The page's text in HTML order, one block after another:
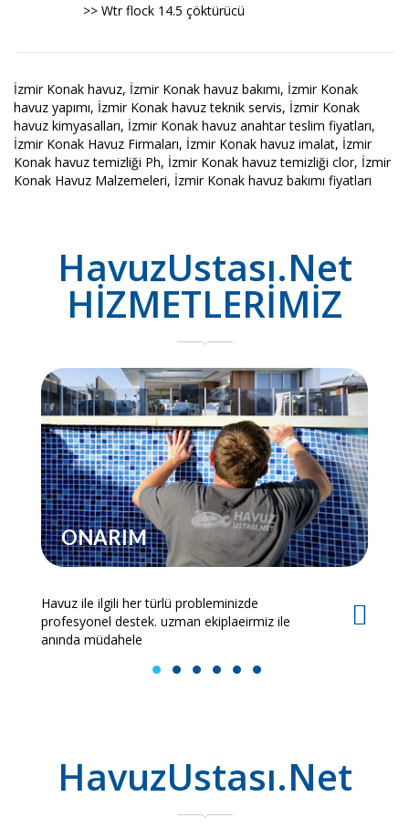
>> Wtr flock 14.5 çöktürücü
İzmir Konak havuz, İzmir Konak havuz bakımı, İzmir Konak
havuz yapımı, İzmir Konak havuz teknik servis, İzmir Konak
havuz kimyasalları, İzmir Konak havuz anahtar teslim fiyatları,
İzmir Konak Havuz Firmaları, İzmir Konak havuz imalat, İzmir
Konak havuz temizliği Ph, İzmir Konak havuz temizliği clor, İzmir
Konak Havuz Malzemeleri, İzmir Konak havuz bakımı fiyatları
HavuzUstası.Net
HİZMETLERİMİZ
ONARIM
Havuz ile ilgili her türlü probleminizde
profesyonel destek. uzman ekiplaeirmiz ile
anında müdahele
1 2 3 4 5 6
HavuzUstası.Net